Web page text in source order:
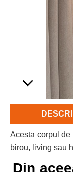
Acesta corpul de
birou, living sau
Din